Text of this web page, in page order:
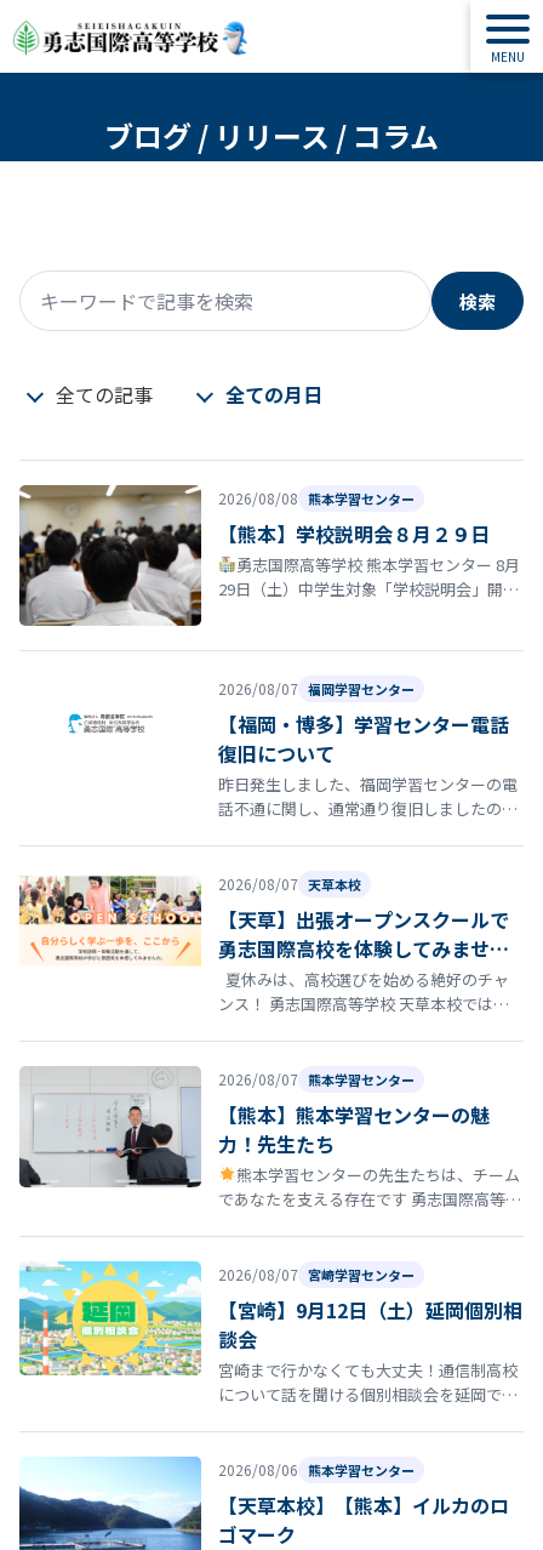
ブログ / リリース / コラム
キーワードで記事を検索
検索
全ての記事 全ての月日
2026/08/08 熊本学習センター
【熊本】学校説明会８月２９日
勇志国際高等学校 熊本学習センター 8月
29日（土）中学生対象「学校説明会」開催
2026/08/07 福岡学習センター
【福岡・博多】学習センター電話
復旧について
昨日発生しました、福岡学習センターの電
話不通に関し、通常通り復旧しましたので
2026/08/07 天草本校
【天草】出張オープンスクールで
勇志国際高校を体験してみません
か？
夏休みは、高校選びを始める絶好のチャ
ンス！ 勇志国際高等学校 天草本校では、8
2026/08/07 熊本学習センター
【熊本】熊本学習センターの魅
力！先生たち
熊本学習センターの先生たちは、チーム
であなたを支える存在です 勇志国際高等学
2026/08/07 宮崎学習センター
【宮崎】9月12日（土）延岡個別相
談会
宮崎まで行かなくても大丈夫！通信制高校
について話を聞ける個別相談会を延岡で開
2026/08/06 熊本学習センター
【天草本校】【熊本】イルカのロ
ゴマーク